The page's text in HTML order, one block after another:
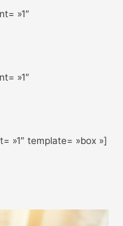
»1″
»1″
»1″ template= »box »]